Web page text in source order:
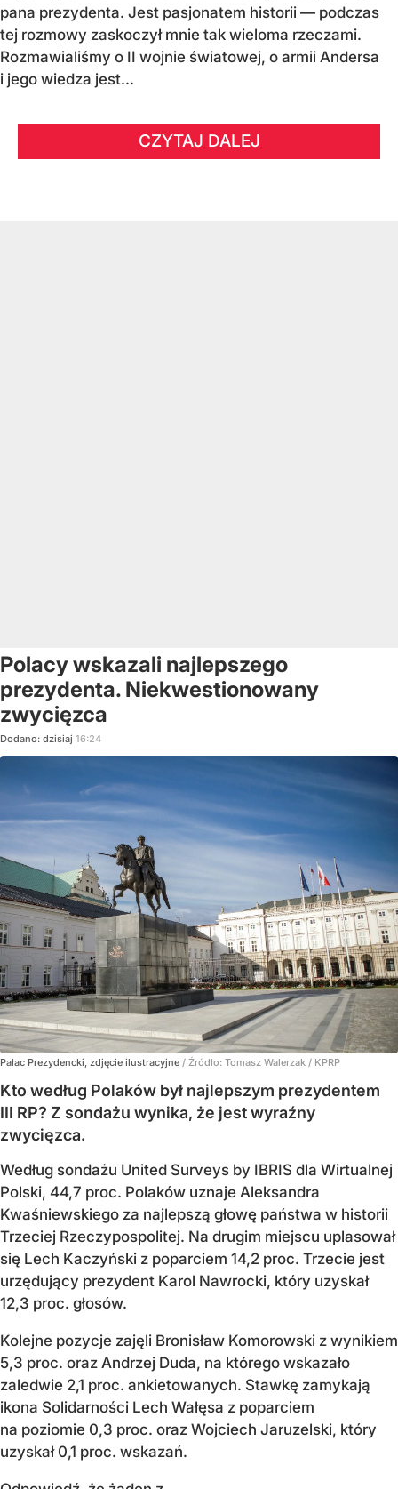
pana prezydenta. Jest pasjonatem historii — podczas
tej rozmowy zaskoczył mnie tak wieloma rzeczami.
Rozmawialiśmy o II wojnie światowej, o armii Andersa
i jego wiedza jest...
CZYTAJ DALEJ
Polacy wskazali najlepszego
prezydenta. Niekwestionowany
zwycięzca
Dodano: dzisiaj 16:24
Pałac Prezydencki, zdjęcie ilustracyjne / Źródło: Tomasz Walerzak / KPRP
Kto według Polaków był najlepszym prezydentem
III RP? Z sondażu wynika, że jest wyraźny
zwycięzca.
Według sondażu United Surveys by IBRIS dla Wirtualnej
Polski, 44,7 proc. Polaków uznaje Aleksandra
Kwaśniewskiego za najlepszą głowę państwa w historii
Trzeciej Rzeczypospolitej. Na drugim miejscu uplasował
się Lech Kaczyński z poparciem 14,2 proc. Trzecie jest
urzędujący prezydent Karol Nawrocki, który uzyskał
12,3 proc. głosów.
Kolejne pozycje zajęli Bronisław Komorowski z wynikiem
5,3 proc. oraz Andrzej Duda, na którego wskazało
zaledwie 2,1 proc. ankietowanych. Stawkę zamykają
ikona Solidarności Lech Wałęsa z poparciem
na poziomie 0,3 proc. oraz Wojciech Jaruzelski, który
uzyskał 0,1 proc. wskazań.